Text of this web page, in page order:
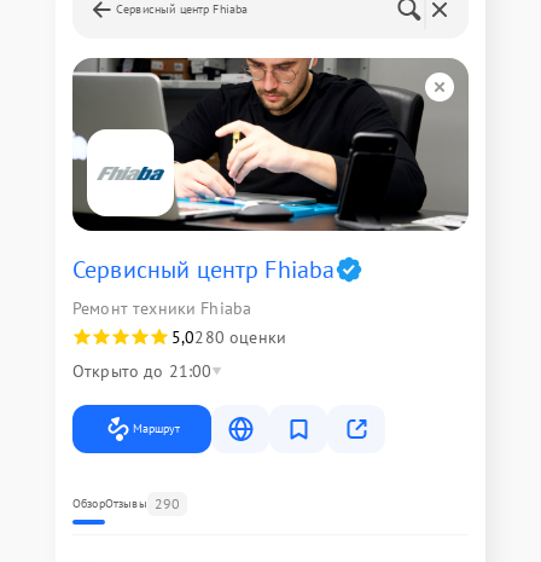
Сервисный центр Fhiaba
Сервисный центр Fhiaba
Ремонт техники Fhiaba
5,0280 оценки
Открыто до 21:00
Маршрут
ОбзорОтзывы 290